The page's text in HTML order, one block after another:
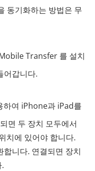
동기화하는 방법은 무
Transfer 를 설치
어갑니다.
하여 iPhone과 iPad를
면 두 장치 모두에서
치에 있어야 합니다.
합니다. 연결되면 장치